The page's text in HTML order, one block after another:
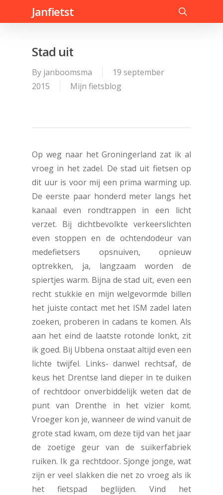
to
Janfietst
search
Stad uit
By janboomsma
19 september
2015
Mijn fietsblog
Op weg naar het Groningerland zat ik al
vroeg in het zadel. De stad uit fietsen op
dit uur is voor mij een prima warming up.
De eerste paar honderd meter langs het
kanaal even rondtrappen in een licht
verzet. Bij dichtbevolkte verkeerslichten
even stoppen en de ochtendodeur van
medefietsers opsnuiven, opnieuw
optrekken, ja, langzaam worden de
spiertjes warm. Bijna de stad uit, even een
recht stukkie en mijn welgevormde billen
het juiste contact met het ISM zadel laten
zoeken, proberen in cadans te komen. Als
aan het eind de laatste rotonde lonkt, zit
ik goed. Bij Ubbena onstaat altijd even een
lichte twijfel. Links- danwel rechtsaf, de
keus het Drentse land dieper in te duiken
of rechtdoor onverbiddelijk weten dat de
punt van Drenthe in het vizier komt.
Vroeger kon je, wanneer de wind vanuit de
grote stad kwam, om deze tijd van het jaar
de zoetige geur van de suikerfabriek
ruiken. Ik ga rechtdoor. Sjonge jonge, wat
zijn er veel slakken die net zo vroeg als ik
het fietspad beglijden. Vind het